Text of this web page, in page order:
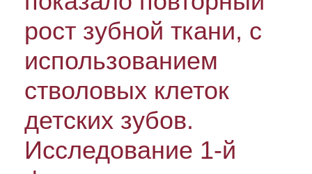
рост зубной ткани, с
использованием
стволовых клеток
детских зубов.
Исследование 1-й